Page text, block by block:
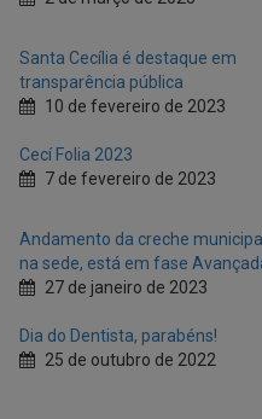
10 de fevereiro de 2023
Cecí Folia 2023
7 de fevereiro de 2023
Andamento da creche municipal,
na sede, está em fase Avançada
Dia do Dentista, parabéns!
25 de outubro de 2022